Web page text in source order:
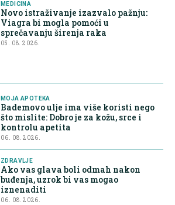
MEDICINA
Novo istraživanje izazvalo pažnju:
Viagra bi mogla pomoći u
sprečavanju širenja raka
05. 08. 2026.
MOJA APOTEKA
Bademovo ulje ima više koristi nego
što mislite: Dobro je za kožu, srce i
kontrolu apetita
06. 08. 2026.
ZDRAVLJE
Ako vas glava boli odmah nakon
buđenja, uzrok bi vas mogao
iznenaditi
06. 08. 2026.